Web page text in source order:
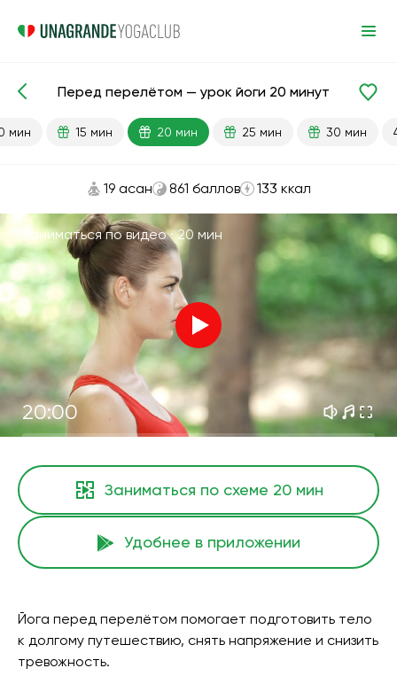
Готовые уроки Путешествие
Перед перелётом — урок йоги 20 минут
мин 15 мин 20 мин 25 мин 30 мин
19 асан 861 баллов 133 ккал
Заниматься по видео ·20 мин
20:00
Заниматься по схеме 20 мин
Удобнее в приложении
Йога перед перелётом помогает подготовить тело
к долгому путешествию, снять напряжение и снизить
тревожность.